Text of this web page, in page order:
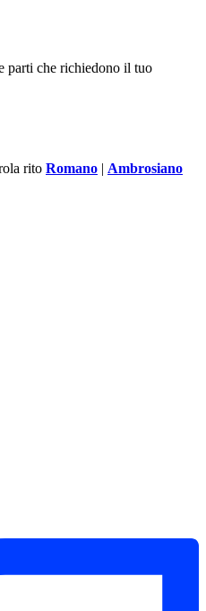
parti che richiedono il tuo
rito Romano | Ambrosiano